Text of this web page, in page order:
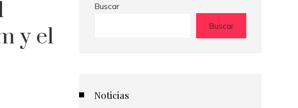
y el
Buscar
Buscar
Noticias